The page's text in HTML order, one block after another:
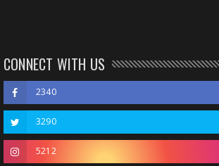
CONNECT WITH US
2340
3290
5212